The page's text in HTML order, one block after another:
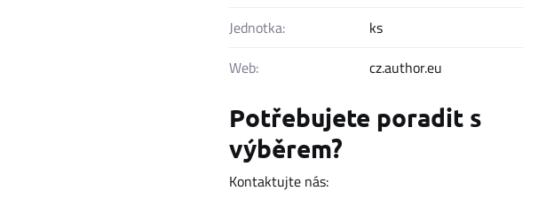
Jednotka:
ks
Web:
cz.author.eu
Potřebujete poradit s
výběrem?
Kontaktujte nás: